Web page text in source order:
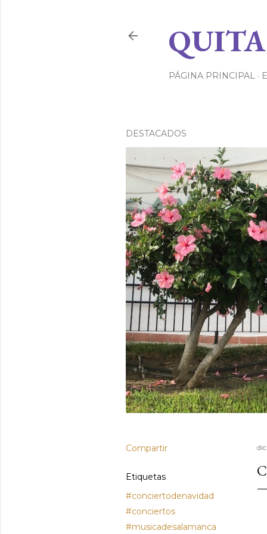
PÁGINA PRINCIPAL
DESTACADOS
Compartir
Etiquetas
#conciertodenavidad
#conciertos
#musicadesalamanca